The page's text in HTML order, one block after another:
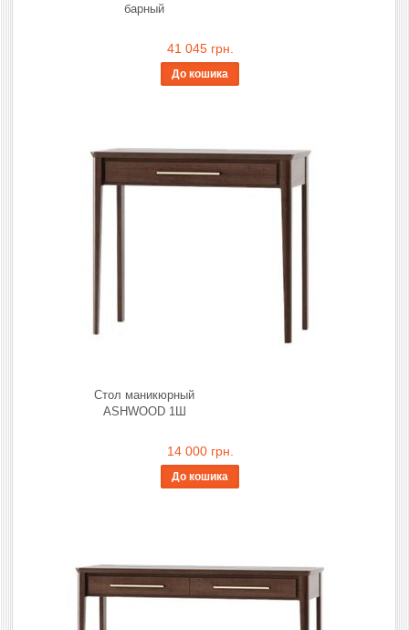
барный
41 045 грн.
До кошика
Стол маникюрный
ASHWOOD 1Ш
14 000 грн.
До кошика